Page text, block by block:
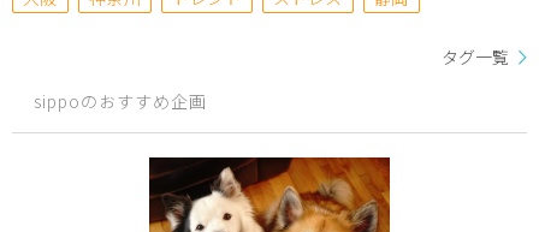
タグ一覧
sippoのおすすめ企画